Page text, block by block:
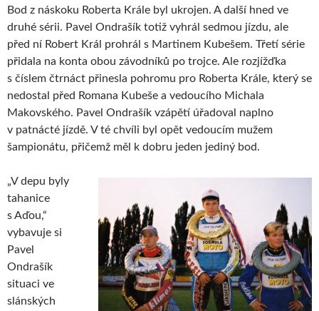
Bod z náskoku Roberta Krále byl ukrojen. A další hned ve
druhé sérii. Pavel Ondrašík totiž vyhrál sedmou jízdu, ale
před ní Robert Král prohrál s Martinem Kubešem. Třetí série
přidala na konta obou závodníků po trojce. Ale rozjížďka
s číslem čtrnáct přinesla pohromu pro Roberta Krále, který se
nedostal před Romana Kubeše a vedoucího Michala
Makovského. Pavel Ondrašík vzápětí úřadoval naplno
v patnácté jízdě. V té chvíli byl opět vedoucím mužem
šampionátu, přičemž měl k dobru jeden jediný bod.
„V depu byly
tahanice
s Aďou,“
vybavuje si
Pavel
Ondrašík
situaci ve
slánských